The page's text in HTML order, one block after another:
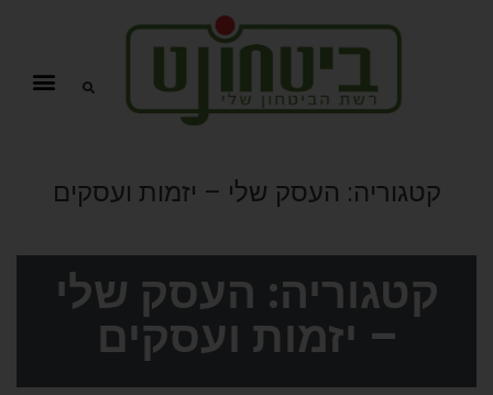
קטגוריה: העסק שלי – יזמות ועסקים
קטגוריה: העסק שלי
– יזמות ועסקים